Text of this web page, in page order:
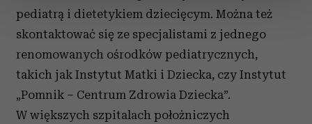
zmienić lub wycofać swoją zgodę w dowolnej chwili.
Wykorzystujemy pliki cookie do spersonalizowania treści
i reklam, aby oferować funkcje społecznościowe i
analizować ruch w naszej witrynie. Informacje o tym, jak
korzystasz z naszej witryny, udostępniamy partnerom
społecznościowym, reklamowym i analitycznym.
pediatrą i dietetykiem dziecięcym. Można też
skontaktować się ze specjalistami z jednego
renomowanych ośrodków pediatrycznych,
takich jak Instytut Matki i Dziecka, czy Instytut
„Pomnik – Centrum Zdrowia Dziecka”.
W większych szpitalach położniczych